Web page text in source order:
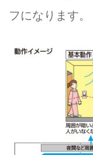
フになります。